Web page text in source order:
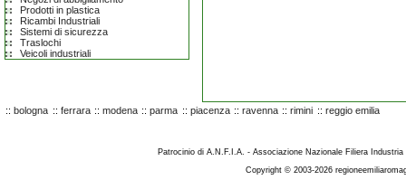
Prodotti in plastica
Ricambi Industriali
Sistemi di sicurezza
Traslochi
Veicoli industriali
:: bologna :: ferrara :: modena :: parma :: piacenza :: ravenna :: rimini :: reggio emilia
Patrocinio di A.N.F.I.A. - Associazione Nazionale Filiera
Copyright © 2003-2026